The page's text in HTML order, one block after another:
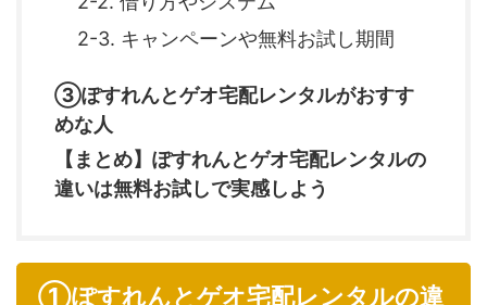
2-3. キャンペーンや無料お試し期間
③ぽすれんとゲオ宅配レンタルがおすす
めな人
【まとめ】ぽすれんとゲオ宅配レンタルの
違いは無料お試しで実感しよう
①ぽすれんとゲオ宅配レンタルの違